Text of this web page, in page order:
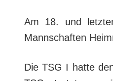
Am 18. und
Mannschaften
Die TSG I hatte